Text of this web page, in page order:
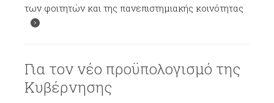
των φοιτητών και της πανεπιστημιακής κοινότητας
Για τον νέο προϋπολογισμό της
Κυβέρνησης